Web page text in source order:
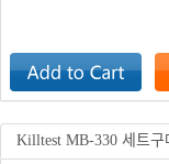
Killtest MB-330 세트구